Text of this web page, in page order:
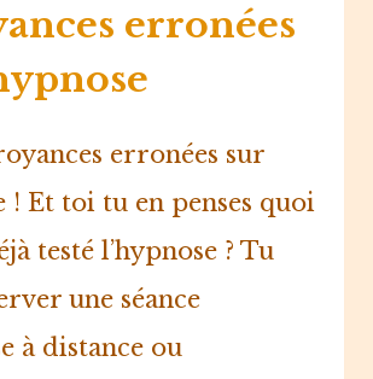
erronées
erronées sur
! Et toi tu en penses quoi
testé l’hypnose ? Tu
une séance
à distance ou